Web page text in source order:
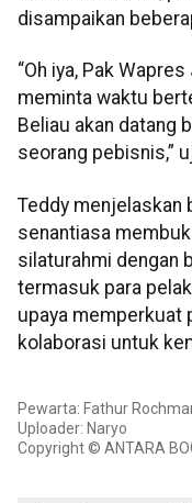
disampaikan
“Oh iya, Pak
meminta waktu
Beliau akan datang
seorang pebisnis,”
Teddy menjelaskan
senantiasa
silaturahmi dengan
termasuk para
upaya memperkuat
kolaborasi untuk
Pewarta: Fathur
Uploader: Naryo
Copyright © ANTARA